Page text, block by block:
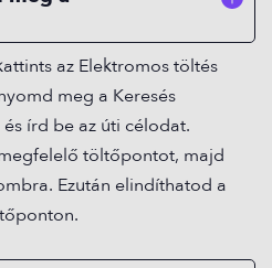
az Elektromos töltés
meg a Keresés
írd be az úti célodat.
töltőpontot, majd
Ezután elindíthatod a